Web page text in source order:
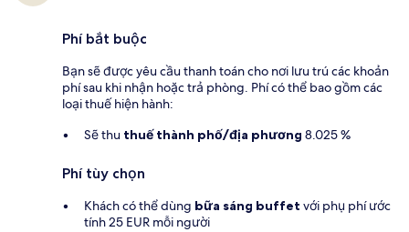
Phí bắt buộc
Bạn sẽ được yêu cầu thanh toán cho nơi lưu trú các khoản
phí sau khi nhận hoặc trả phòng. Phí có thể bao gồm các
loại thuế hiện hành:
Sẽ thu thuế thành phố/địa phương 8.025 %
Phí tùy chọn
Khách có thể dùng bữa sáng buffet với phụ phí ước
tính 25 EUR mỗi người